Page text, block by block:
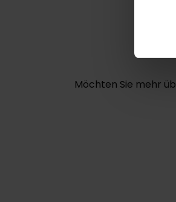
Möchten Sie mehr